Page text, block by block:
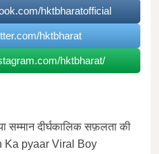
hktbharatofficial
hktbharat
hktbharat/
सम्मान दीर्घकालिक सफ़लता की
Ka pyaar Viral Boy